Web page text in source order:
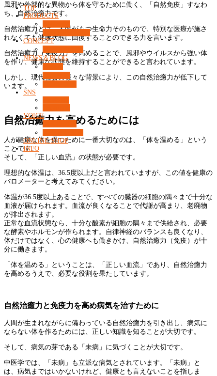
TOP
PRODUCTS
CONCEPT
NEWS＆BLOG
SNS
VOICE
ONLINE SHOP
INFO
風邪や外部的な異物から体を守るために働く、「自然免疫」すなわ
ち、自然治癒力です。
自然治癒力とは、人間がもつ生命力そのもので、特別な医療が施さ
れなくても健康状態に回復することのできる力を言います。
自然治癒力（免疫力）を高めることで、風邪やウイルスから強い体
を作り、健康な状態を維持することができると言われています。
しかし、現代社会の様々な背景により、この自然治癒力が低下して
います。
自然治癒力を高めるためには
人が健康な体を保つために一番大切なのは、「体を温める」という
ことです。
そして、「正しい血流」の状態が必要です。
理想的な体温は、36.5度以上だと言われていますが、この値を健康の
バロメーターと考えてみてください。
体温が36.5度以上あることで、すべての臓器の細胞の隅々まで十分な
血液が届けられます。血流が良くなることで代謝が高まり、老廃物
が排出されます。
正常な血流状態なら、十分な酸素が細胞の隅々まで供給され、必要
な酵素やホルモンが作られます。自律神経のバランスも良くなり、
体だけではなく、心の健康へも働きかけ、自然治癒力（免疫）が十
分に働きます。
「体を温める」ということは、「正しい血流」であり、自然治癒力
を高めるうえで、必要な役割を果たしています。
自然治癒力と免疫力を高め病気を治すために
人間が生まれながらに備わっている自然治癒力を引き出し、病気に
ならない体を作るためには、正しい知識を知ることが大切です。
そして、病気の芽である「未病」に気づくことが大切です。
中医学では、「未病」も立派な病気とされています。「未病」と
は、病気まではいかないけれど、健康とも言えないことを指しま